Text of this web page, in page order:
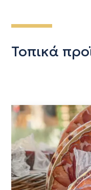
Τοπικά